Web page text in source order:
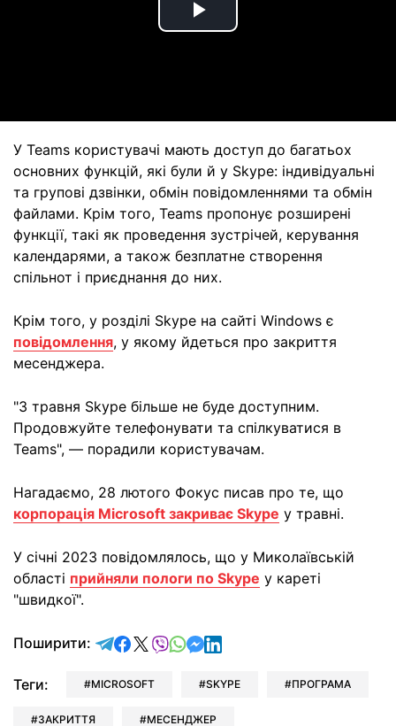
Play
У Teams користувачі мають доступ до багатьох
основних функцій, які були й у Skype: індивідуальні
та групові дзвінки, обмін повідомленнями та обмін
файлами. Крім того, Teams пропонує розширені
функції, такі як проведення зустрічей, керування
календарями, а також безплатне створення
спільнот і приєднання до них.
Крім того, у розділі Skype на сайті Windows є
повідомлення, у якому йдеться про закриття
месенджера.
"З травня Skype більше не буде доступним.
Продовжуйте телефонувати та спілкуватися в
Teams", — порадили користувачам.
Нагадаємо, 28 лютого Фокус писав про те, що
корпорація Microsoft закриває Skype у травні.
У січні 2023 повідомлялось, що у Миколаївській
області прийняли пологи по Skype у кареті
"швидкої".
Поширити: відправити у Telegram
поділитись у Facebook
поділитись у X
відправити у Viber
відправити у Whatsapp
відправити у Messenger
відправити у LinkedIn
Теги: MICROSOFT SKYPE ПРОГРАМА
ЗАКРИТТЯ МЕСЕНДЖЕР